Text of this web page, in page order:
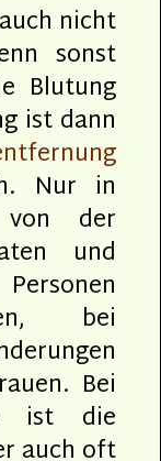
nicht
sonst
Blutung
ist dann
Nur in
der
und
bei
Bei
ist die
auch oft